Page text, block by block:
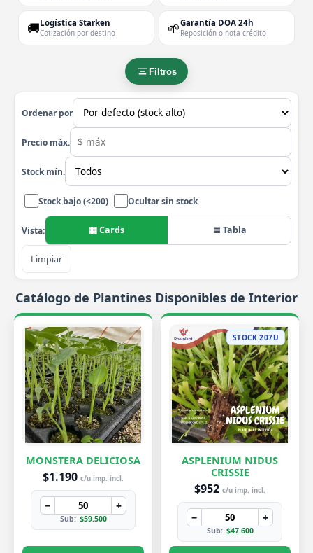
🚚Logística Starken
Cotización por destino 🌱Garantía DOA 24h
Reposición o nota crédito
Filtros
Ordenar por
Precio máx.
Stock mín.
Stock bajo (<200) Ocultar sin stock
Vista: ▦ Cards ≣ Tabla
Limpiar
Catálogo de Plantines Disponibles de Interior
MONSTERA DELICIOSA
$1.190 c/u imp. incl.
− +
Sub: $59.500
STOCK 207U
ASPLENIUM NIDUS
CRISSIE
$952 c/u imp. incl.
− +
Sub: $47.600